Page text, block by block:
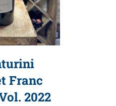
Franc
2022